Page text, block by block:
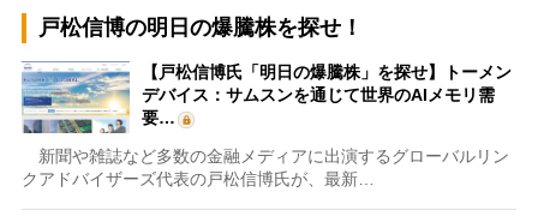
戸松信博の明日の爆騰株を探せ！
【戸松信博氏「明日の爆騰株」を探せ】トーメン
デバイス：サムスンを通じて世界のAIメモリ需
要…
新聞や雑誌など多数の金融メディアに出演するグローバルリン
クアドバイザーズ代表の戸松信博氏が、最新…